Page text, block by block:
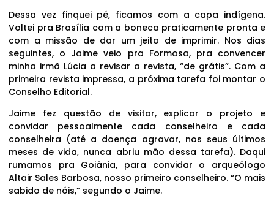
Dessa vez finquei pé, ficamos com a capa indígena.
Voltei pra Brasília com a boneca praticamente pronta e
com a missão de dar um jeito de imprimir. Nos dias
seguintes, o Jaime veio pra Formosa, pra convencer
minha irmã Lúcia a revisar a revista, “de grátis”. Com a
primeira revista impressa, a próxima tarefa foi montar o
Conselho Editorial.
Jaime fez questão de visitar, explicar o projeto e
convidar pessoalmente cada conselheiro e cada
conselheira (até a doença agravar, nos seus últimos
meses de vida, nunca abriu mão dessa tarefa). Daqui
rumamos pra Goiânia, para convidar o arqueólogo
Altair Sales Barbosa, nosso primeiro conselheiro. “O mais
sabido de nóis,” segundo o Jaime.